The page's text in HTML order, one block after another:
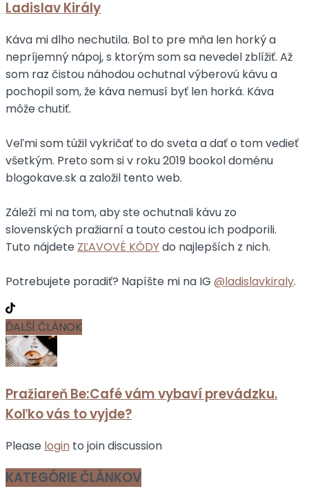
Ladislav Király
Káva mi dlho nechutila. Bol to pre mňa len horký a
nepríjemný nápoj, s ktorým som sa nevedel zblížiť. Až
som raz čistou náhodou ochutnal výberovú kávu a
pochopil som, že káva nemusí byť len horká. Káva
môže chutiť.
Veľmi som túžil vykričať to do sveta a dať o tom vedieť
všetkým. Preto som si v roku 2019 bookol doménu
blogokave.sk a založil tento web.
Záleží mi na tom, aby ste ochutnali kávu zo
slovenských pražiarní a touto cestou ich podporili.
Tuto nájdete ZĽAVOVÉ KÓDYdo najlepších z nich.
Potrebujete poradiť? Napíšte mi na IG @ladislavkiraly.
ĎALŠÍ ČLÁNOK
Pražiareň Be:Café vám vybaví prevádzku.
Koľko vás to vyjde?
Please login to join discussion
KATEGÓRIE ČLÁNKOV